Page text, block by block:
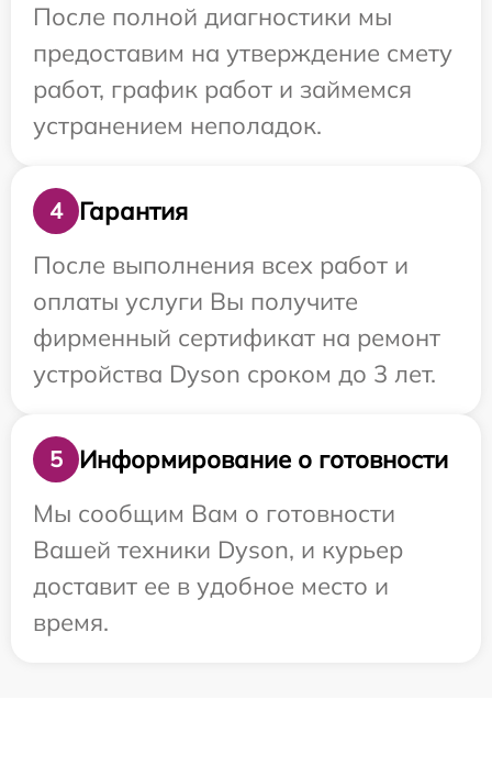
После полной диагностики мы
предоставим на утверждение смету
работ, график работ и займемся
устранением неполадок.
4
Гарантия
После выполнения всех работ и
оплаты услуги Вы получите
фирменный сертификат на ремонт
устройства Dyson сроком до 3 лет.
5
Информирование о готовности
Мы сообщим Вам о готовности
Вашей техники Dyson, и курьер
доставит ее в удобное место и
время.